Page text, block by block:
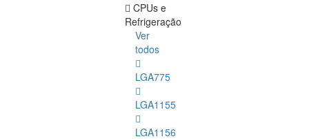
CPUs e
Refrigeração
Ver
todos
LGA775
LGA1155
LGA1156